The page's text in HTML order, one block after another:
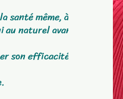
même, à la
naturel avant
son efficacité et